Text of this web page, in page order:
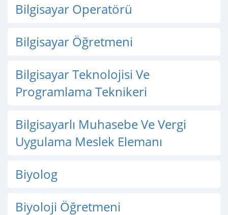
Bilgisayar Operatörü
Bilgisayar Öğretmeni
Bilgisayar Teknolojisi Ve
Programlama Teknikeri
Bilgisayarlı Muhasebe Ve Vergi
Uygulama Meslek Elemanı
Biyolog
Biyoloji Öğretmeni